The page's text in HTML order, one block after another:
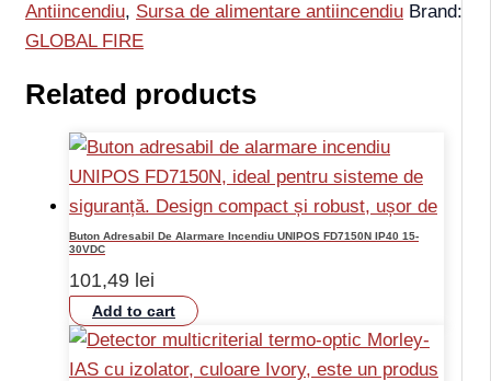
Antiincendiu, Sursa de alimentare antiincendiu Brand:
GLOBAL FIRE
Related products
Buton Adresabil De Alarmare Incendiu UNIPOS FD7150N IP40 15-
30VDC
101,49 lei
Add to cart